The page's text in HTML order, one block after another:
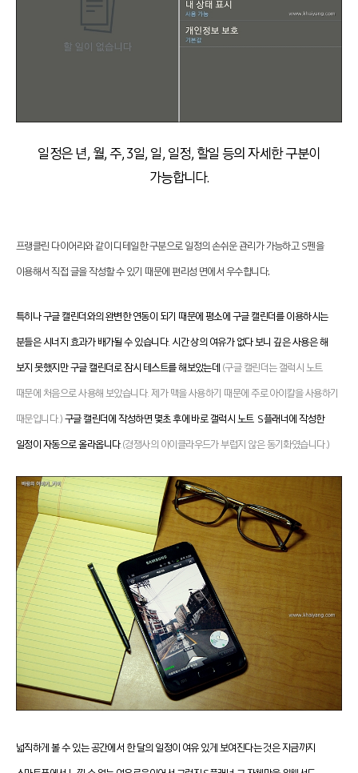
일정은 년, 월, 주, 3일, 일, 일정, 할일 등의 자세한 구분이
가능합니다.
프랭클린 다이어리와 같이 디테일한 구분으로 일정의 손쉬운 관리가 가능하고 S펜을
이용해서 직접 글을 작성할 수 있기 때문에 편리성 면에서 우수합니다.
특히나 구글 캘린더와의 완변한 연동이 되기 때문에 평소에 구글 캘린더를 이용하시는
분들은 시너지 효과가 배가될 수 있습니다. 시간 상의 여유가 없다 보니 깊은 사용은 해
보지 못했지만 구글 캘린더로 잠시 테스트를 해보았는데 (구글 캘린더는 갤럭시 노트
때문에 처음으로 사용해 보았습니다. 제가 맥을 사용하기 때문에 주로 아이칼을 사용하기
때문입니다.)구글 캘린더에 작성하면 몇초 후에 바로 갤럭시 노트 S플래너에 작성한
일정이 자동으로 올라옵니다.(경쟁사의 아이클라우드가 부럽지 않은 동기화였습니다.)
넓직하게 볼 수 있는 공간에서 한 달의 일정이 여유 있게 보여진다는 것은 지금까지